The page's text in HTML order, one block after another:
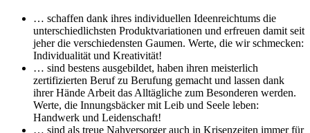
… schaffen dank ihres individuellen Ideenreichtums die
unterschiedlichsten Produktvariationen und erfreuen damit seit
jeher die verschiedensten Gaumen. Werte, die wir schmecken:
Individualität und Kreativität!
… sind bestens ausgebildet, haben ihren meisterlich
zertifizierten Beruf zu Berufung gemacht und lassen dank
ihrer Hände Arbeit das Alltägliche zum Besonderen werden.
Werte, die Innungsbäcker mit Leib und Seele leben:
Handwerk und Leidenschaft!
… sind als treue Nahversorger auch in Krisenzeiten immer für